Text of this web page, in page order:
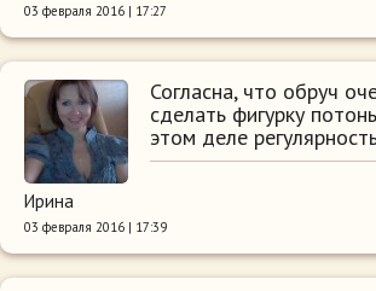
03 февраля 2016 | 17:27
Согласна, что обруч
сделать фигурку
этом деле
Ирина
03 февраля 2016 | 17:39